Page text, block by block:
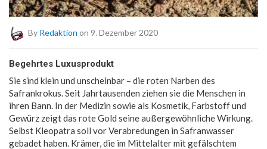
By Redaktion on 9. Dezember 2020
Begehrtes Luxusprodukt
Sie sind klein und unscheinbar – die roten Narben des
Safrankrokus. Seit Jahrtausenden ziehen sie die Menschen in
ihren Bann. In der Medizin sowie als Kosmetik, Farbstoff und
Gewürz zeigt das rote Gold seine außergewöhnliche Wirkung.
Selbst Kleopatra soll vor Verabredungen in Safranwasser
gebadet haben. Krämer, die im Mittelalter mit gefälschtem